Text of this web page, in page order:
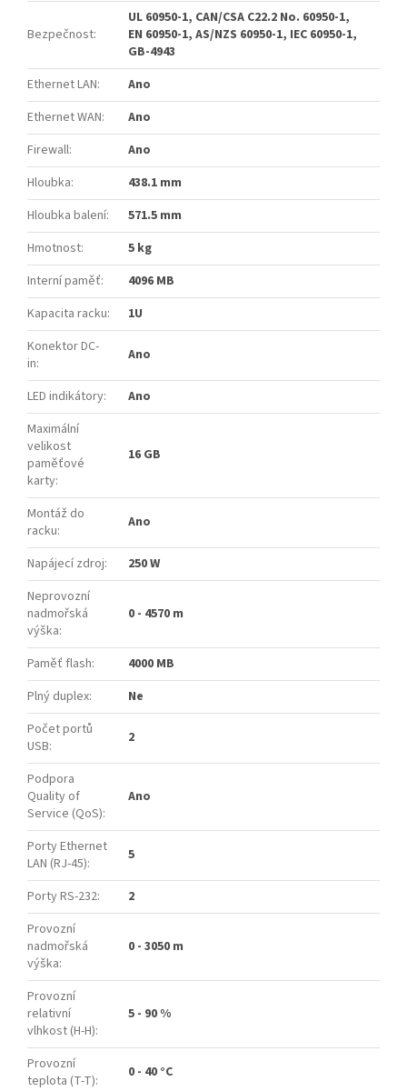
Bezpečnost:
UL 60950-1, CAN/CSA C22.2 No. 60950-1,
EN 60950-1, AS/NZS 60950-1, IEC 60950-1,
GB-4943
Ethernet LAN:
Ano
Ethernet WAN:
Ano
Firewall:
Ano
Hloubka:
438.1 mm
Hloubka balení:
571.5 mm
Hmotnost:
5 kg
Interní paměť:
4096 MB
Kapacita racku:
1U
Konektor DC-
in: Ano
LED indikátory:
Ano
Maximální
velikost
paměťové
karty:
16 GB
Montáž do
racku: Ano
Napájecí zdroj:
250 W
Neprovozní
nadmořská
výška:
0 - 4570 m
Paměť flash:
4000 MB
Plný duplex:
Ne
Počet portů
USB: 2
Podpora
Quality of
Service (QoS):
Ano
Porty Ethernet
LAN (RJ-45): 5
Porty RS-232:
2
Provozní
nadmořská
výška:
0 - 3050 m
Provozní
relativní
vlhkost (H-H):
5 - 90 %
Provozní
teplota (T-T): 0 - 40 °C